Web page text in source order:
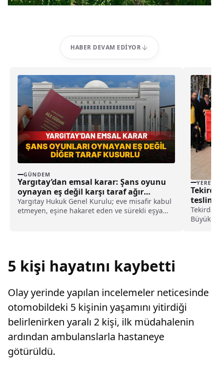
HABER DEVAM EDIYOR
GÜNDEM
Yargıtay’dan emsal karar: Şans oyunu
oynayan eş değil karşı taraf ağır
kusurlu sayıldı
Yargıtay Hukuk Genel Kurulu; eve misafir kabul
etmeyen, eşine hakaret eden ve sürekli eşya
YEREL
teslim
Büyük
5 kişi hayatını kaybetti
Olay yerinde yapılan incelemeler neticesinde
otomobildeki 5 kişinin yaşamını yitirdiği
belirlenirken yaralı 2 kişi, ilk müdahalenin
ardından ambulanslarla hastaneye
götürüldü.